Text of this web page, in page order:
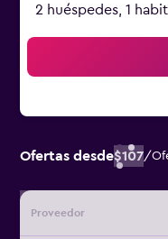
2 huéspedes, 1
Ofertas desde$107/
Proveedor